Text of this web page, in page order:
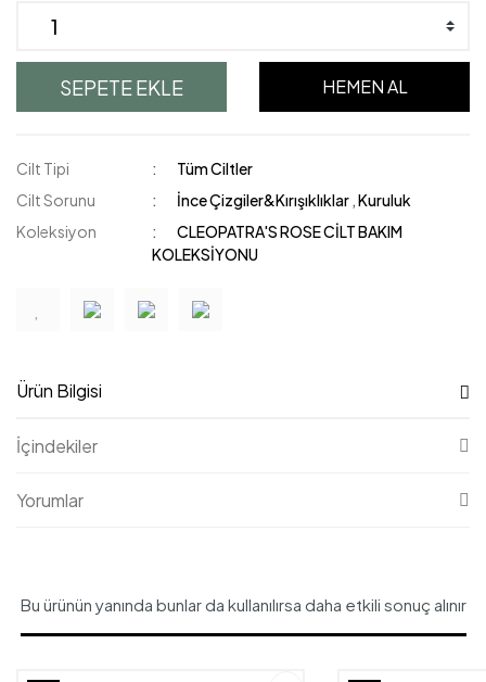
SEPETE EKLE HEMEN AL
Cilt Tipi
Tüm Ciltler
Cilt Sorunu
İnce Çizgiler&Kırışıklıklar ,Kuruluk
Koleksiyon
CLEOPATRA'S ROSE CİLT BAKIM
KOLEKSİYONU
Ürün Bilgisi
İçindekiler
Yorumlar
Bu ürünün yanında bunlar da kullanılırsa daha etkili sonuç alınır